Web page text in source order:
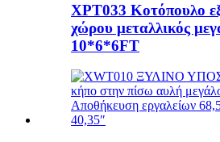
XPT033 Κοτόπουλο
χώρου μεταλλικός
10*6*6FT